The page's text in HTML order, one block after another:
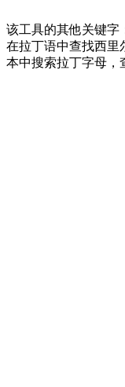
该工具的其他关键字
在拉丁语中查找西里
本中搜索拉丁字母，